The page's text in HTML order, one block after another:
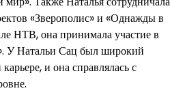
«Зверополис» и «Однажды в
НТВ, она принимала участие в
У Натальи Сац был широкий
и она справлялась с